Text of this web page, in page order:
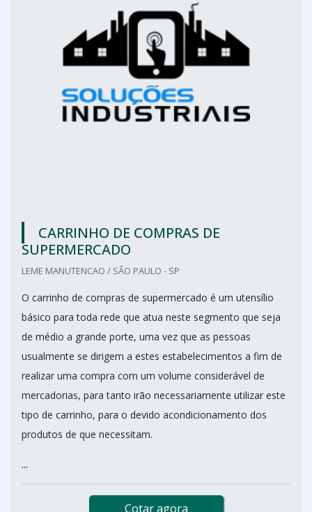
CARRINHO DE COMPRAS DE
SUPERMERCADO
LEME MANUTENCAO / SÃO PAULO - SP
O carrinho de compras de supermercado é um utensílio
básico para toda rede que atua neste segmento que seja
de médio a grande porte, uma vez que as pessoas
usualmente se dirigem a estes estabelecimentos a fim de
realizar uma compra com um volume considerável de
mercadorias, para tanto irão necessariamente utilizar este
tipo de carrinho, para o devido acondicionamento dos
produtos de que necessitam.
...
Cotar agora